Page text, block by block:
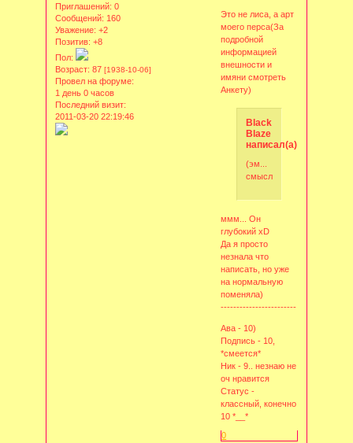
Приглашений: 0
Сообщений: 160
Уважение: +2
Позитив: +8
Пол:
Возраст: 87[1938-10-06]
Провел на форуме:
1 день 0 часов
Последний визит:
2011-03-20 22:19:46
Это не лиса, а арт
моего перса(За
подробной
информацией
внешности и
имяни смотреть
Анкету)
Black
Blaze
написал(а):
(эм...
смысл?)
ммм... Он
глубокий хD
Да я просто
незнала что
написать, но уже
на нормальную
поменяла)
------------------------
Ава - 10)
Подпись - 10,
*смеется*
Ник - 9.. незнаю не
оч нравится
Статус -
классный, конечно
10 *__*
0